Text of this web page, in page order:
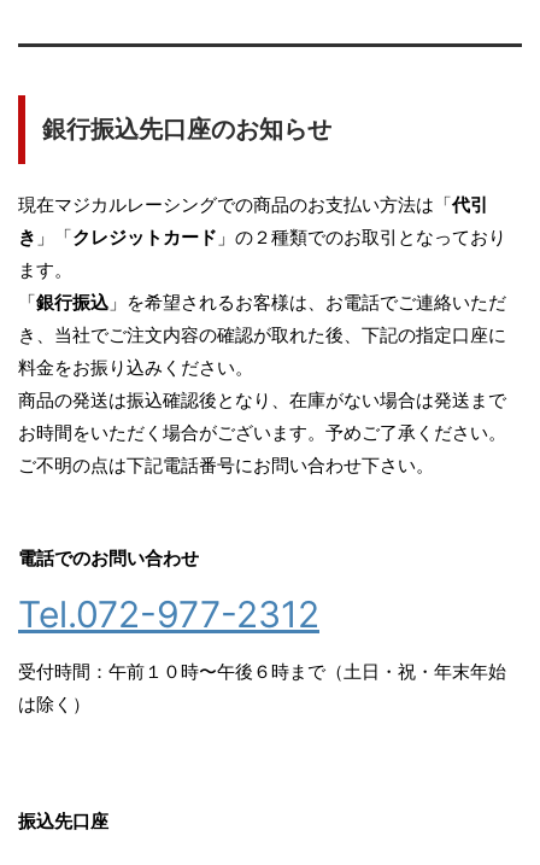
銀行振込先口座のお知らせ
現在マジカルレーシングでの商品のお支払い方法は「代引
き 」「クレジットカード 」の２種類でのお取引となっており
ます。
「銀行振込 」を希望されるお客様は、お電話でご連絡いただ
き、当社でご注文内容の確認が取れた後、下記の指定口座に
料金をお振り込みください。
商品の発送は振込確認後となり、在庫がない場合は発送まで
お時間をいただく場合がございます。予めご了承ください。
ご不明の点は下記電話番号にお問い合わせ下さい。
電話でのお問い合わせ
Tel.072-977-2312
受付時間：午前１０時〜午後６時まで（土日・祝・年末年始
は除く）
振込先口座